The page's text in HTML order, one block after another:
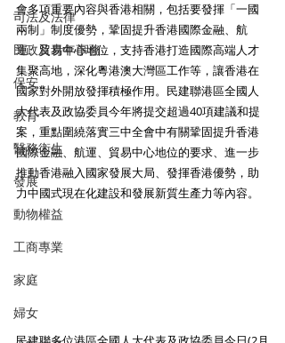
司法及法律
民政及青年事務
保安
教育
醫務衛生
發展
動物權益
工商專業
家庭
婦女
會多項重要內容與香港相關，包括要發揮「一國
兩制」制度優勢，鞏固提升香港國際金融、航
運、貿易中心地位，支持香港打造國際高端人才
集聚高地，深化粵港澳大灣區工作等，讓香港在
國家對外開放發揮積極作用。民建聯港區全國人
大代表及政協委員今年將提交超過40項建議和提
案，重點圍繞落實三中全會中有關鞏固提升香港
國際金融、航運、貿易中心地位的要求、進一步
推動香港融入國家發展大局、發揮香港優勢，助
力中國式現在化建設和發展新質生產力等內容。